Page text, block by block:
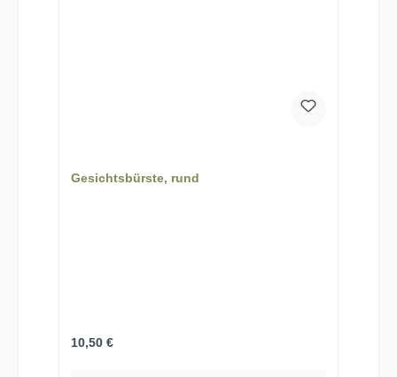
Gesichtsbürste, rund
Regulärer Preis:
10,50 €